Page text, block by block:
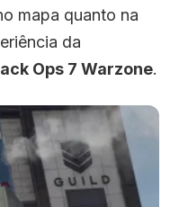
mapa quanto na
da
Ops 7 Warzone.